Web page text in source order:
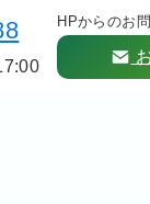
HPからのお